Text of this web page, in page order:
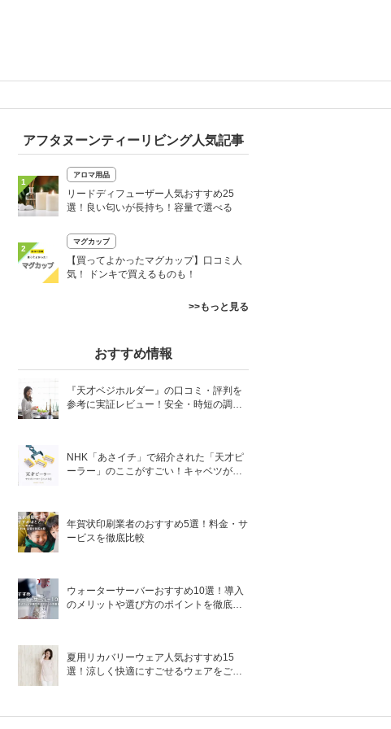
アフタヌーンティーリビング人気記事
1
アロマ用品
リードディフューザー人気おすすめ25
選！良い匂いが長持ち！容量で選べる
2
マグカップ
【買ってよかったマグカップ】口コミ人
気！ ドンキで買えるものも！
>>もっと見る
おすすめ情報
『天才ベジホルダー』の口コミ・評判を
参考に実証レビュー！安全・時短の調理
NHK「あさイチ」で紹介された「天才ピ
ーラー」のここがすごい！キャベツがほ
年賀状印刷業者のおすすめ5選！料金・サ
ービスを徹底比較
ウォーターサーバーおすすめ10選！導入
のメリットや選び方のポイントを徹底解
夏用リカバリーウェア人気おすすめ15
選！涼しく快適にすごせるウェアをご紹